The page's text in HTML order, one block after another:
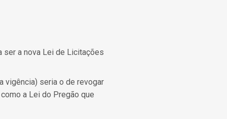
ser a nova Lei de Licitações
vigência) seria o de revogar
a Lei do Pregão que